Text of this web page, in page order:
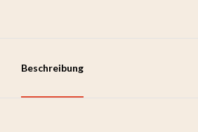
Beschreibung